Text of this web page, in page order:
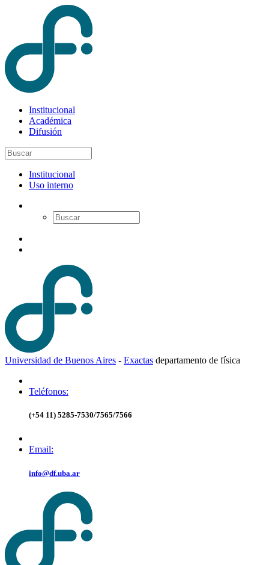
Institucional
Académica
Difusión
Institucional
Uso interno
Universidad de Buenos Aires - Exactas departamento de física
Teléfonos:
(+54 11) 5285-7530/7565/7566
Email:
info@df.uba.ar